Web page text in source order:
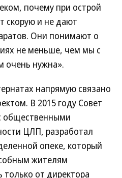
почему при острой
скорую и не дают
Они понимают о
не меньше, чем мы с
очень нужна».
напрямую связано
В 2015 году Совет
общественными
ЦЛП, разработал
опеке, который
жителям
только от директора